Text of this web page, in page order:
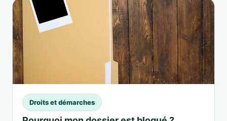
Droits et démarches